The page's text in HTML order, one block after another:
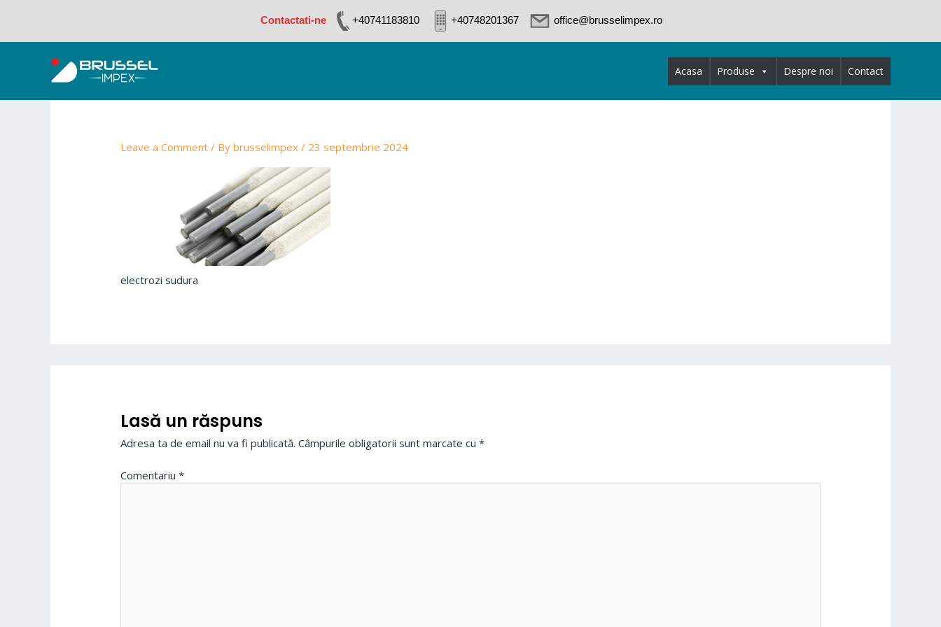
Contactati-ne +40741183810 +40748201367 office@brusselimpex.ro
content
Acasa Produse Despre noi Contact
Leave a Comment / Bybrusselimpex/ 23 septembrie 2024
electrozi sudura
Lasă un răspuns
Adresa ta de email nu va fi publicată. Câmpurile obligatorii sunt marcate cu*
Comentariu*